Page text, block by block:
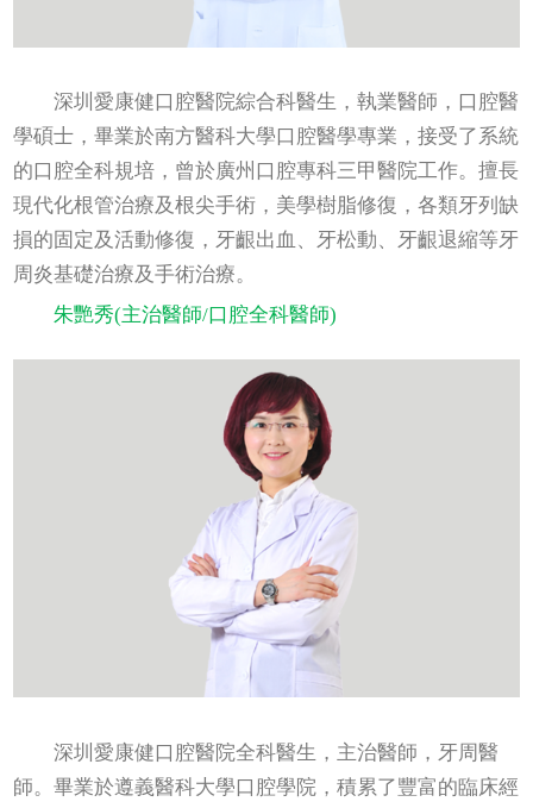
深圳愛康健口腔醫院綜合科醫生，執業醫師，口腔醫
學碩士，畢業於南方醫科大學口腔醫學專業，接受了系統
的口腔全科規培，曾於廣州口腔專科三甲醫院工作。擅長
現代化根管治療及根尖手術，美學樹脂修復，各類牙列缺
損的固定及活動修復，牙齦出血、牙松動、牙齦退縮等牙
周炎基礎治療及手術治療。
朱艷秀(主治醫師/口腔全科醫師)
深圳愛康健口腔醫院全科醫生，主治醫師，牙周醫
師。畢業於遵義醫科大學口腔學院，積累了豐富的臨床經